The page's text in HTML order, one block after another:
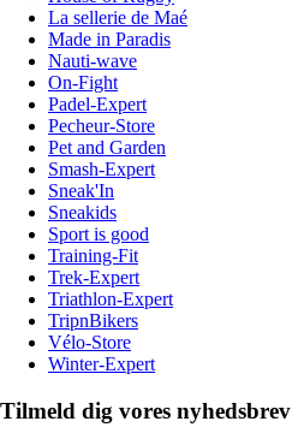
La sellerie de Maé
Made in Paradis
Nauti-wave
On-Fight
Padel-Expert
Pecheur-Store
Pet and Garden
Smash-Expert
Sneak'In
Sneakids
Sport is good
Training-Fit
Trek-Expert
Triathlon-Expert
TripnBikers
Vélo-Store
Winter-Expert
Tilmeld dig vores nyhedsbrev